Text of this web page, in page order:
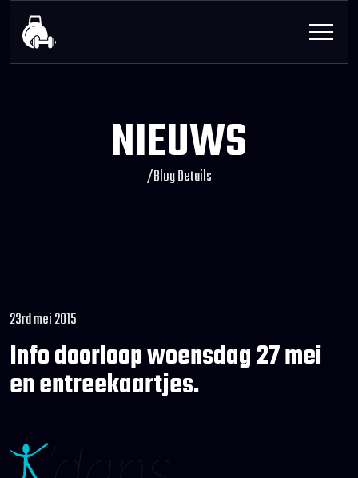
NIEUWS
/Blog Details
23rd mei 2015
Info doorloop woensdag 27 mei
en entreekaartjes.